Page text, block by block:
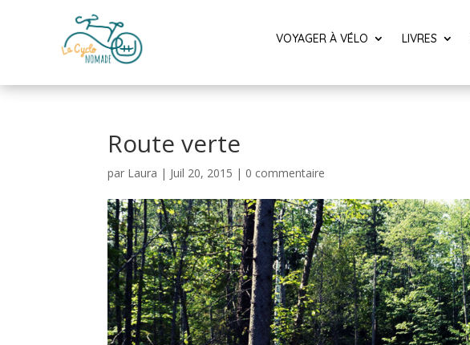
VOYAGER À VÉLO LIVRES
Route verte
par Laura | Juil 20, 2015 | 0 commentaire